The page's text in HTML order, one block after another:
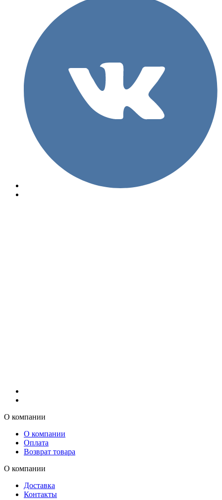
О компании
О компании
Оплата
Возврат товара
О компании
Доставка
Контакты